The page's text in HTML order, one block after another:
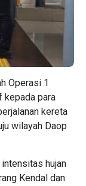
Operasi 1
kepada para
kereta
wilayah Daop
hujan
Kendal dan